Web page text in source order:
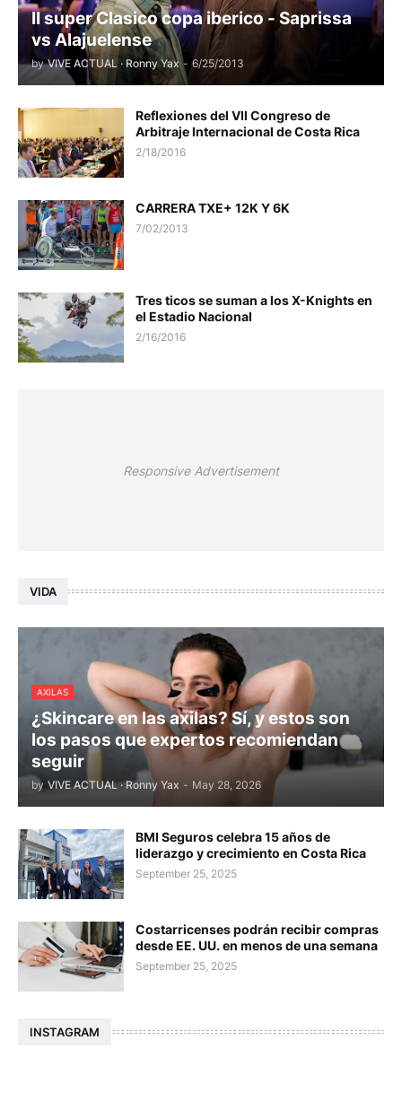
II super Clasico copa iberico - Saprissa
vs Alajuelense
by VIVE ACTUAL · Ronny Yax - 6/25/2013
Reflexiones del VII Congreso de
Arbitraje Internacional de Costa Rica
2/18/2016
CARRERA TXE+ 12K Y 6K
7/02/2013
Tres ticos se suman a los X-Knights en
el Estadio Nacional
2/16/2016
Responsive Advertisement
VIDA
AXILAS
¿Skincare en las axilas? Sí, y estos son
los pasos que expertos recomiendan
seguir
by VIVE ACTUAL · Ronny Yax - May 28, 2026
BMI Seguros celebra 15 años de
liderazgo y crecimiento en Costa Rica
September 25, 2025
Costarricenses podrán recibir compras
desde EE. UU. en menos de una semana
September 25, 2025
INSTAGRAM